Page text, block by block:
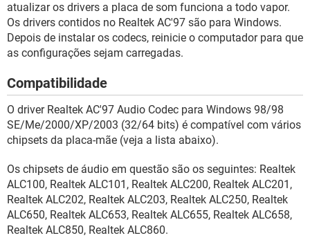
atualizar os drivers a placa de som funciona a todo vapor.
Os drivers contidos no Realtek AC'97 são para Windows.
Depois de instalar os codecs, reinicie o computador para que
as configurações sejam carregadas.
Compatibilidade
O driver Realtek AC'97 Audio Codec para Windows 98/98
SE/Me/2000/XP/2003 (32/64 bits) é compatível com vários
chipsets da placa-mãe (veja a lista abaixo).
Os chipsets de áudio em questão são os seguintes: Realtek
ALC100, Realtek ALC101, Realtek ALC200, Realtek ALC201,
Realtek ALC202, Realtek ALC203, Realtek ALC250, Realtek
ALC650, Realtek ALC653, Realtek ALC655, Realtek ALC658,
Realtek ALC850, Realtek ALC860.